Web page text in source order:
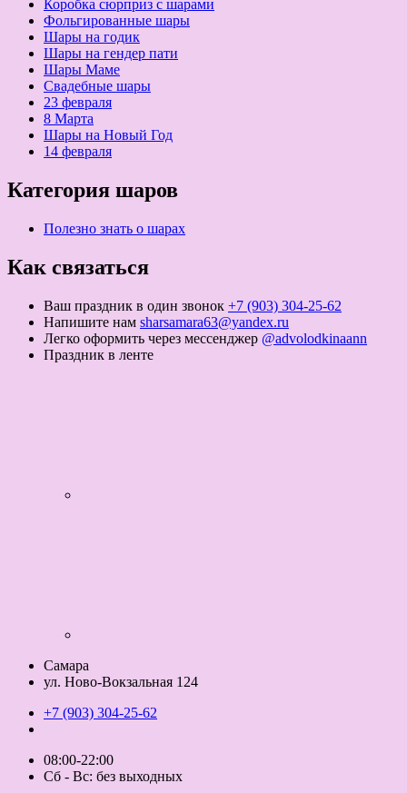
Коробка сюрприз с шарами
Фольгированные шары
Шары на годик
Шары на гендер пати
Шары Маме
Свадебные шары
23 февраля
8 Марта
Шары на Новый Год
14 февраля
Категория шаров
Полезно знать о шарах
Как связаться
Ваш праздник в один звонок +7 (903) 304-25-62
Напишите нам sharsamara63@yandex.ru
Легко оформить через мессенджер @advolodkinaann
Праздник в ленте
Самара
ул. Ново-Вокзальная 124
+7 (903) 304-25-62
08:00-22:00
Сб - Вс: без выходных